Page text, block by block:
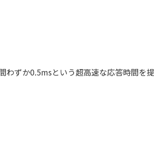
わずか0.5msという超高速な応答時間を